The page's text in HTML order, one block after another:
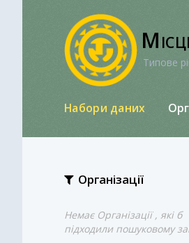
Типове
Набори даних
Організації
Немає Організації , які б
підходили пошуковому